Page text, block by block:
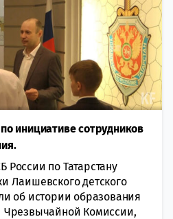
инициативе сотрудников
по Татарстану
Лаишевского детского
об истории образования
Чрезвычайной Комиссии,